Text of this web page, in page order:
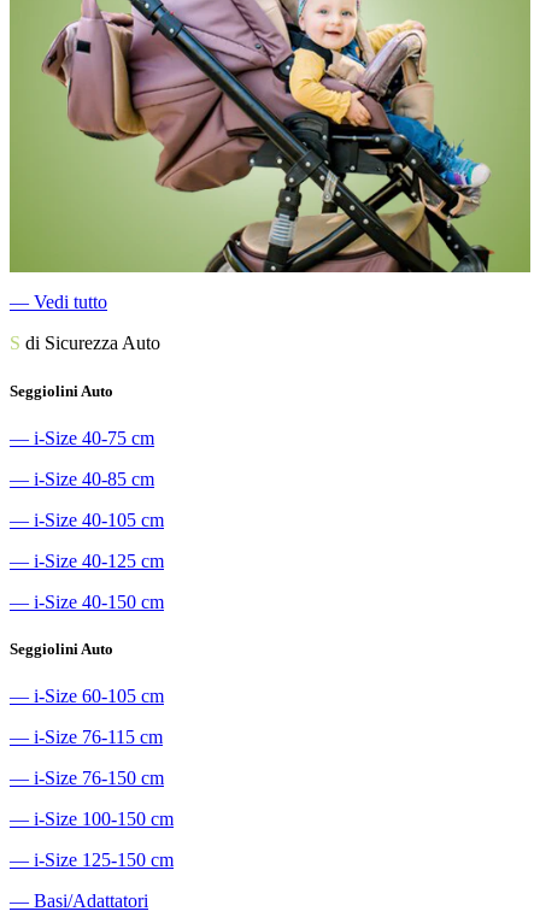
― Vedi tutto
S di Sicurezza Auto
Seggiolini Auto
― i-Size 40-75 cm
― i-Size 40-85 cm
― i-Size 40-105 cm
― i-Size 40-125 cm
― i-Size 40-150 cm
Seggiolini Auto
― i-Size 60-105 cm
― i-Size 76-115 cm
― i-Size 76-150 cm
― i-Size 100-150 cm
― i-Size 125-150 cm
― Basi/Adattatori